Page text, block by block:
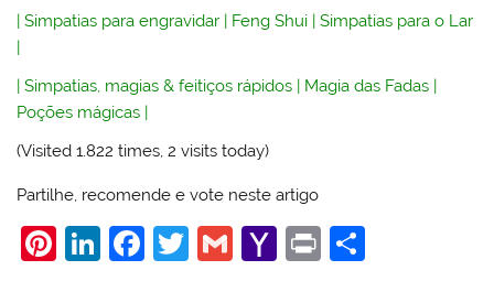
|Simpatias para engravidar | Feng Shui |Simpatias para o Lar
|
|Simpatias, magias & feitiços rápidos | Magia das Fadas |
Poções mágicas |
(Visited 1.822 times, 2 visits today)
Partilhe, recomende e vote neste artigo
Pi Li F
T
G
Y
Pr